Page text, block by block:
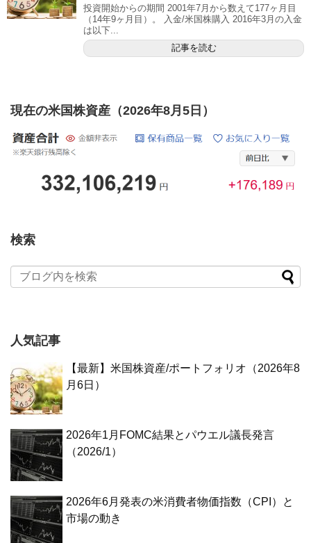
投資開始からの期間 2001年7月から数えて177ヶ月目
（14年9ヶ月目）。 入金/米国株購入 2016年3月の入金
は以下...
記事を読む
現在の米国株資産（2026年8月5日）
検索
人気記事
【最新】米国株資産/ポートフォリオ（2026年8
月6日）
2026年1月FOMC結果とパウエル議長発言
（2026/1）
2026年6月発表の米消費者物価指数（CPI）と
市場の動き